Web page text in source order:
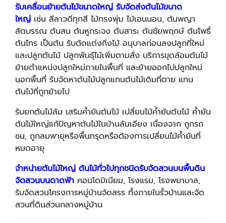
รับเคลื่อนย้ายต้นไม้ขนาดใหญ่ รับจัดส่งต้นไม้ขนาด
ใหญ่ เช่น ลีลาวดีทุกสี ไม้ทรงพุ่ม ไม้เอนนอน, ต้นพญา
สัตบรรณ ต้นสน ต้นหูกระจง ต้นสาระ ต้นชัยพฤกษ์ ต้นโพธิ์
ต้นไทร เป็นต้น รับตัดแต่งกิ่งไม้ อนุบาลก่อนลงปลูกที่ใหม่
และปลูกต้นไม้ ปลูกพันธุ์ไม้เพิ่มตามสั่ง บริการขุดล้อมต้นไม้
ย้ายตำแหน่งปลูกใหม่ภายในพื้นที่ และย้ายออกไปปลูกใหม่
นอกพื้นที่ รับจัดหาต้นไม้ปลูกแทนต้นไม้เดิมที่ตาย แทน
ต้นไม้ที่ถูกย้ายไป
รับยกต้นไม้ล้ม เสริมค้ำยันต้นไม้ เปลี่ยนไม้ค้ำยันต้นไม้ ค้ำยัน
ต้นไม้ใหญ่แก้ปัญหาต้นไม้ในบ้านล้มเอียง เนื่องจาก ถูกรถ
ชน, ถูกลมพายุหรือพื้นทรุดหรือต้องการเปลี่ยนไม้ค้ำยันที่
หมดอายุ
จำหน่ายต้นไม้ใหญ่ ต้นไม้ทั่วไปทุกชนิดรับจัดสวนบนพื้นดิน
จัดสวนบนดาดฟ้า คอนโดมิเนียม, โรงแรม, โรงพยาบาล,
รับจัดสวนโครงการหมู่บ้านจัดสรร ทั้งภายในรั้วบ้านและจัด
สวนที่ดินส่วนกลางหมู่บ้าน